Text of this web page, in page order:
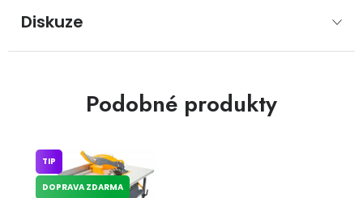
Diskuze
Podobné produkty
TIP
DOPRAVA ZDARMA